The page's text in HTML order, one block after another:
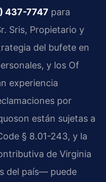
437-7747 para
Sris, Propietario y
del bufete en
y los Of
experiencia
por
están sujetas a
§ 8.01-243, y la
de Virginia
del país— puede